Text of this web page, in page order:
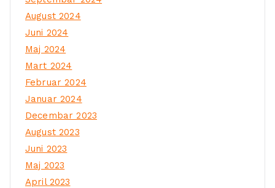
August 2024
Juni 2024
Maj 2024
Mart 2024
Februar 2024
Januar 2024
Decembar 2023
August 2023
Juni 2023
Maj 2023
April 2023